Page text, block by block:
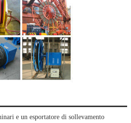
e un esportatore di sollevamento